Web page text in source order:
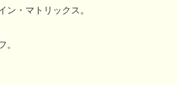
・マトリックス。
。